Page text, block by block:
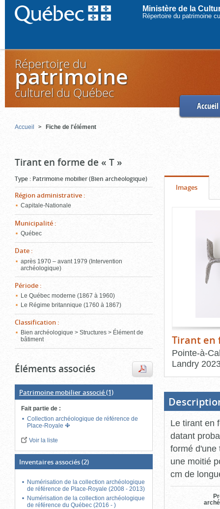
Ministère de la
Répertoire du patrimoine
Répertoire du
patrimoine
culturel du Québec
Accueil
Accueil Fiche de l'élément
Tirant en forme de « T »
Type : Patrimoine mobilier (Bien archéologique)
Région administrative :
Capitale-Nationale
Municipalité :
Québec
Date :
après 1970 – avant 1979 (Intervention
archéologique)
Période :
Le Québec moderne (1867 à 1960)
Le Régime britannique (1760 à 1867)
Classification :
Bien archéologique > Structures > Élément de
bâtiment
Éléments associés
Patrimoine mobilier associé(1)
Fait partie de :
Collection archéologique de référence de
Place-Royale
Voir la liste
Inventaires associés(2)
Numérisation de la collection archéologique
de référence de Place-Royale (2008 - 2013)
Numérisation de la collection archéologique
de référence du Québec (2016 - )
Onglet
Images(cliquer
pour
Tirant en
Pointe-à-
Landry
bloc
d'onglets
Le tirant en
datant
formé d'une
une moitié
cm de